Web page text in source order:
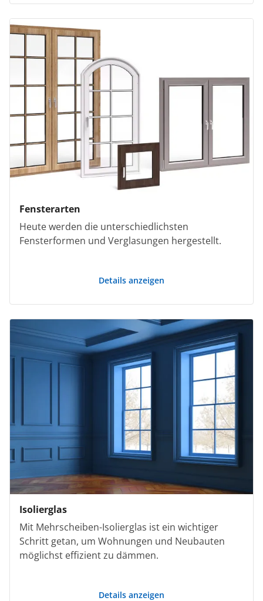
Fensterarten
Heute werden die unterschiedlichsten
Fensterformen und Verglasungen hergestellt.
Details anzeigen
Isolierglas
Mit Mehrscheiben-Isolierglas ist ein wichtiger
Schritt getan, um Wohnungen und Neubauten
möglichst effizient zu dämmen.
Details anzeigen